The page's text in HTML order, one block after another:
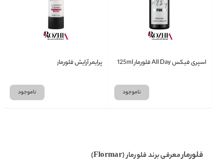
اسپری فیکس All Day فلورمار 125ml
ناموجود
پرایمر آرایش فلورمار
ناموجود
فلورمارمعرفی برند فلورمار (Flormar)